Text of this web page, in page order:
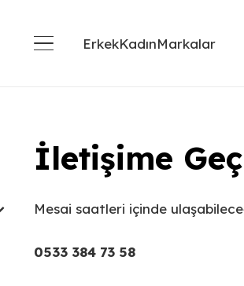
ErkekKadınMarkalar
İletişime
Mesai saatleri içinde
0533 384 73 58